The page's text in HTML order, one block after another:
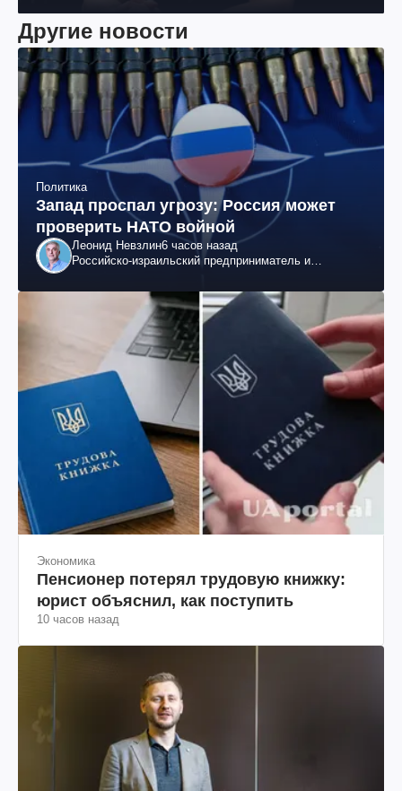
Другие новости
Политика
Запад проспал угрозу: Россия может
проверить НАТО войной
Леонид Невзлин6 часов назад
Российско-израильский предприниматель и
"ЮКОСа"
Экономика
Пенсионер потерял трудовую книжку:
юрист объяснил, как поступить
10 часов назад